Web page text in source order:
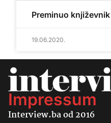
Preminuo
19.06.2020.
Impressum
Interview.ba od 2016